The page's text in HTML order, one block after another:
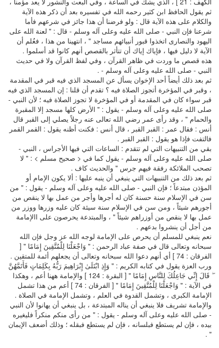
ثم يقول الحافظ ابن كثير رحمه الله في تفسيره بعد أن ذكر هذه الآية
والكلام على هذه الآية قال : ولو فرضنا أن هذا جائز في شرعهم فأما
شرعنا فإن النبي - صلى الله عليه وعلى آله وسلم - قال : " لعنة الله على
اليهود والنصارى اتخذوا قبور أنبيائهم مساجد " ، انتهينا من هذا ، فعُلم أن
الآية لا دليل فيها ، فإياك إياك أن تتأثر بالقصص أنهم كانوا قد أسلموا .
هذه قصص ما وردت في ظاهر القرآن ، وفي لفظ القرآن ولا في حديث
النبي - صلى الله عليه وعلى آله وسلم - .
ثم بعد ذلك أيضاً أحد الإخوان يسأل عن المسجد الذي فيه قبر في المقدمة
، وقبر في المؤخرة أتجوز الصلاة فيه ؟ تقدم أن قلنا : إن المسجد الذي فيه
قبر سواء كان في المقدمة أو في المؤخرة لا تجوز الصلاة فيه ؛ لأن النبي -
صلى الله عليه وعلى آله وسلم - يقول : " الأرض كلها مسجد إلا المقبرة
والحمام " ، وقد رأى عمر رضي الله تعالى عنه رجلاً يصلي إلى القبر قال
أنس : فقال عمر : القبر القبر ، قال أنس : فكنت أظنه يقول : القمر القمر
فالتفت فإذا هو يقول : القبر القبر .
بقي من التنبيهات التي لم تتقدم : الساعات التي فيها الأجراس ، النبي -
صلى الله عليه وعلى آله وسلم - يقول كما في < صحيح مسلم > : " لا
تصحب الملائكة رفقة فيهم جرس " والحديث كاف .
ثم بعد ذلك من التنبيهات التي ينبغي أن ينبه عليها : ألا يكون الإمام أو
المؤذن مبتدعاً ؛ فإن النبي - صلى الله عليه وعلى آله وسلم - يقول : " من
سن في الإسلام سنة حسنة كان له أجرها وأجر من عمل بها لا ينقص من
أجورهم شيئاً ، ومن سن في الإسلام سنة سيئة كان عليه وزرها ووزر من
عمل بها لا ينقص من أوزراهم شيئاً " ، والمبتدعة يحرصون على االإمامة
من أجل أن ينشروا بدعهم .
نعم ينبغي للمسلم أن يحرص على الإمامة لوجه الله عز وجل فإن الله
سبحانه وتعالى قال في صفة عباد الرحمن : " وَاجْعَلْنَا لِلْمُتَّقِينَ إِمَامًا " [
الفرقان : 74 ] أي أنهم دعوا الله سبحانه وتعالى أن يجعلهم أئمة للمتقين .
ورب العزة يقول في كتابه الكريم : " وَإِذِ ابْتَلَىٰ إِبْرَاهِيمَ رَبُّهُ بِكَلِمَاتٍ فَأَتَمَّهُنَّ
ۖ قَالَ إِنِّي جَاعِلُكَ لِلنَّاسِ إِمَامًا " [ البقرة : 124 ] والإمامة ههنا أعم ، وهكذا
في الآية : " وَاجْعَلْنَا لِلْمُتَّقِينَ إِمَامًا " [ الفرقان : 74 ] أعم من هذا تشمل
الإمامة الكبرى ، وتشمل القدوة في العلم ، وتشمل الإمامة في الصلاة .
والإمامة تشريف فلا ينبغي أن يناله المبتدعة ، بل ينبغي أن يهانوا لأن النبي
- صلى الله عليه وعلى آله وسلم - يقول : " من رأى منكم منكراً فليغيره
بيده ، فإن لم يستطع فبلسانه ، فإن لم يستطع فبقله ؛ وذلك أضعف الإيمان
" .